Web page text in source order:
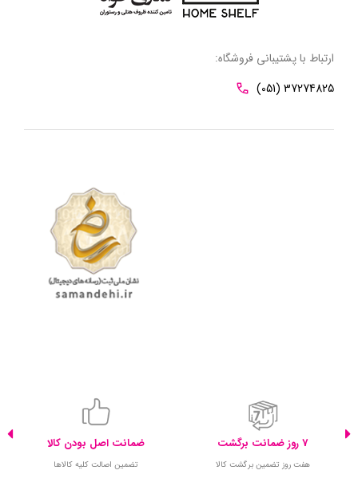
ارتباط با پشتیبانی فروشگاه:
(051) 37274825
7 روز ضمانت برگشت
هفت روز تضمین برگشت کالا
ضمانت اصل بودن کالا
تضمین اصالت کلیه کالاها